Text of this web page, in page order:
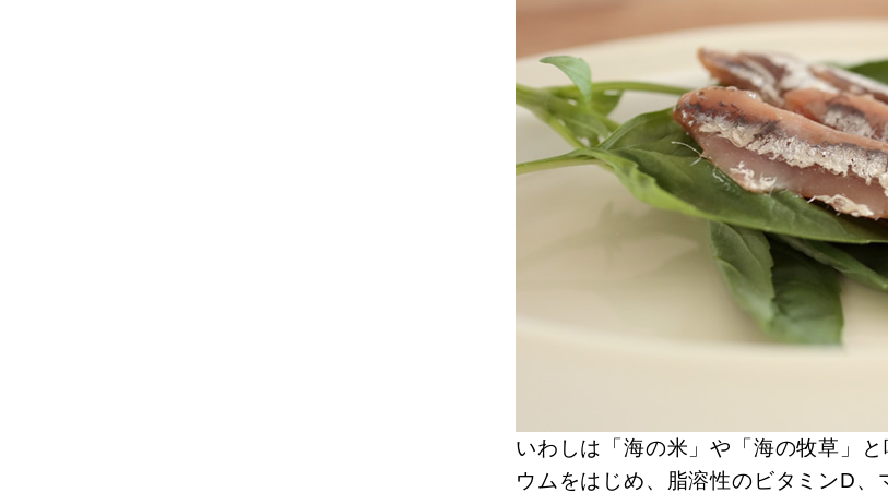
いわしは「海の米」や「海の牧草」
ウムをはじめ、脂溶性のビタミンD